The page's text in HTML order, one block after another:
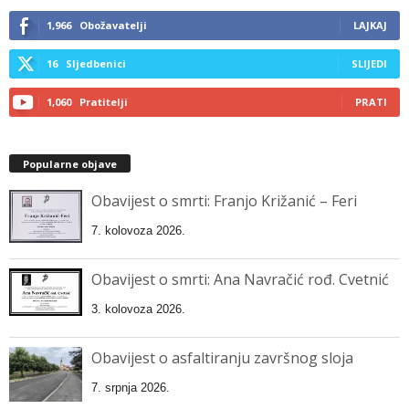
1,966 Obožavatelji LAJKAJ
16 Sljedbenici SLIJEDI
1,060 Pratitelji PRATI
Popularne objave
Obavijest o smrti: Franjo Križanić – Feri
7. kolovoza 2026.
Obavijest o smrti: Ana Navračić rođ. Cvetnić
3. kolovoza 2026.
Obavijest o asfaltiranju završnog sloja
7. srpnja 2026.